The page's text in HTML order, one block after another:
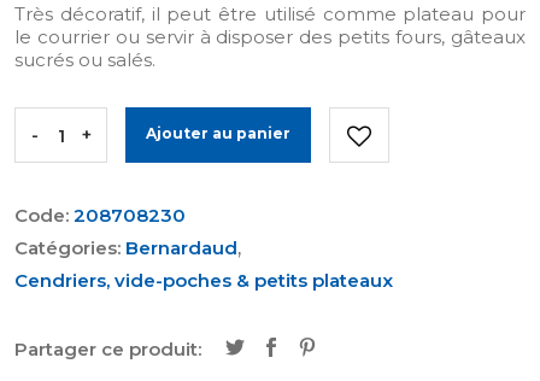
Très décoratif, il peut être utilisé comme plateau pour
le courrier ou servir à disposer des petits fours, gâteaux
sucrés ou salés.
- + Ajouter au panier
Code: 208708230
Catégories: Bernardaud,
Cendriers, vide-poches & petits plateaux
Partager ce produit: